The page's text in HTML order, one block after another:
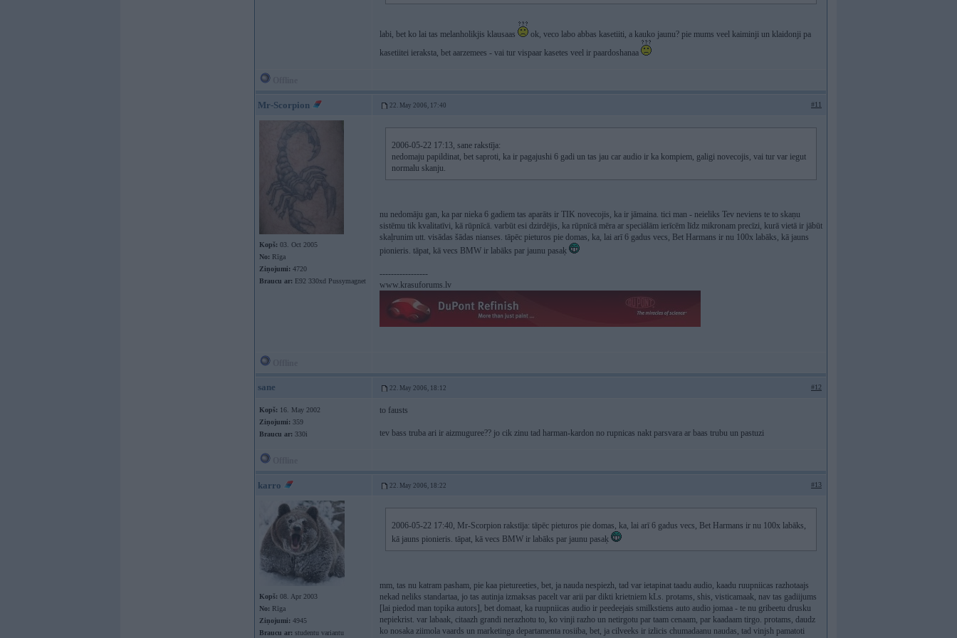
labi, bet ko lai tas melanholikjis klausaas
ok, veco labo abbas kasetiiti, a kauko jaunu? pie mums veel kaiminji un klaidonji pa
kasetiitei ieraksta, bet aarzemees - vai tur vispaar kasetes veel ir paardoshanaa
Mr-Scorpion 22. May 2006, 17:40 #11
Kopš: 03. Oct 2005
No: Rīga
Ziņojumi: 4720
Braucu ar: E92 330xd Pussymagnet
2006-05-22 17:13, sane rakstīja:
nedomaju papildinat, bet saproti, ka ir pagajushi 6 gadi un tas jau car audio ir ka kompiem, galigi novecojis, vai tur var iegut
normalu skanju.
nu nedomāju gan, ka par nieka 6 gadiem tas aparāts ir TIK novecojis, ka ir jāmaina. tici man - neieliks Tev neviens te to skaņu
sistēmu tik kvalitatīvi, kā rūpnīcā. varbūt esi dzirdējis, ka rūpnīcā mēra ar speciālām ierīcēm līdz mikronam precīzi, kurā vietā ir jābūt
skaļrunim utt. visādas šādas nianses. tāpēc pieturos pie domas, ka, lai arī 6 gadus vecs, Bet Harmans ir nu 100x labāks, kā jauns
pionieris. tāpat, kā vecs BMW ir labāks par jaunu pasaķ
-----------------
www.krasuforums.lv
sane 22. May 2006, 18:12 #12
Kopš: 16. May 2002
Ziņojumi: 359
Braucu ar: 330i
to fausts
tev bass truba ari ir aizmuguree?? jo cik zinu tad harman-kardon no rupnicas nakt parsvara ar baas trubu un pastuzi
karro 22. May 2006, 18:22 #13
Kopš: 08. Apr 2003
No: Rīga
Ziņojumi: 4945
Braucu ar: studentu variantu
2006-05-22 17:40, Mr-Scorpion rakstīja: tāpēc pieturos pie domas, ka, lai arī 6 gadus vecs, Bet Harmans ir nu 100x labāks,
kā jauns pionieris. tāpat, kā vecs BMW ir labāks par jaunu pasaķ
mm, tas nu katram pasham, pie kaa pietureeties, bet, ja nauda nespiezh, tad var ietapinat taadu audio, kaadu ruupniicas razhotaajs
nekad neliks standartaa, jo tas autinja izmaksas pacelt var arii par dikti krietniem kLs. protams, shis, visticamaak, nav tas gadiijums
[lai piedod man topika autors], bet domaat, ka ruupniicas audio ir peedeejais smilkstiens auto audio jomaa - te nu gribeetu drusku
nepiekrist. var labaak, citaazh grandi nerazhotu to, ko vinji razho un netirgotu par taam cenaam, par kaadaam tirgo. protams, daudz
ko nosaka ziimola vaards un marketinga departamenta rosiiba, bet, ja cilveeks ir izlicis chumadaanu naudas, tad vinjsh pamatoti